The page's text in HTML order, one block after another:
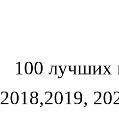
100 лучших
2018,2019,